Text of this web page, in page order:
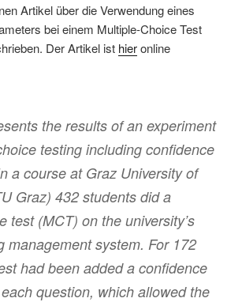
Artikel über die Verwendung eines
bei einem Multiple-Choice Test
Der Artikel ist hieronline
the results of an experiment
testing including confidence
a course at Graz University of
Graz) 432 students did a
test (MCT) on the university’s
management system. For 172
had been added a confidence
question, which allowed the